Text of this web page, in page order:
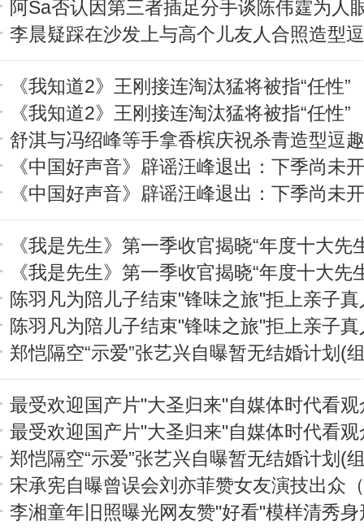
阿Sa否认因第三者插足分手谈陈伟霆为人
李晨疑踩在沙发上与高个儿友人合照造型
《我知道2》王刚接连淘汰猛将被指“任性”
《我知道2》王刚接连淘汰猛将被指“任性”
舒淇与冯绍峰等手拿香槟庆祝杀青造型逗
《中国好声音》辟谣汪峰退出：下季尚未
《中国好声音》辟谣汪峰退出：下季尚未
《我是先生》第一季收官揭晓“年度十大先
《我是先生》第一季收官揭晓“年度十大先
陈羽凡为陪儿子结束"锋味之旅"拒上亲子真
陈羽凡为陪儿子结束"锋味之旅"拒上亲子真
郑恺隔空“示爱”张艺兴自曝暂无结婚计划(
最受欢迎国产片"大圣归来"自媒体时代看观
最受欢迎国产片"大圣归来"自媒体时代看观
郑恺隔空“示爱”张艺兴自曝暂无结婚计划(
宋承宪自曝曾误会刘亦菲赞女友演技出众
李湘童年旧照曝光网友赞"好看"模样清秀身